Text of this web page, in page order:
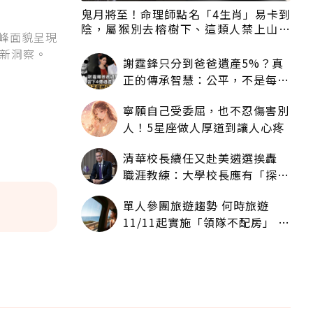
面貌呈現
洞察。
鬼月將至！命理師點名「4生肖」易卡到
陰，屬猴別去榕樹下、這類人禁上山下
謝霆鋒只分到爸爸遺產5%？真
正的傳承智慧：公平，不是每個
寧願自己受委屈，也不忍傷害別
人！5星座做人厚道到讓人心疼
清華校長續任又赴美遴選挨轟
職涯教練：大學校長應有「探
單人參團旅遊趨勢 何時旅遊
11/11起實施「領隊不配房」 落